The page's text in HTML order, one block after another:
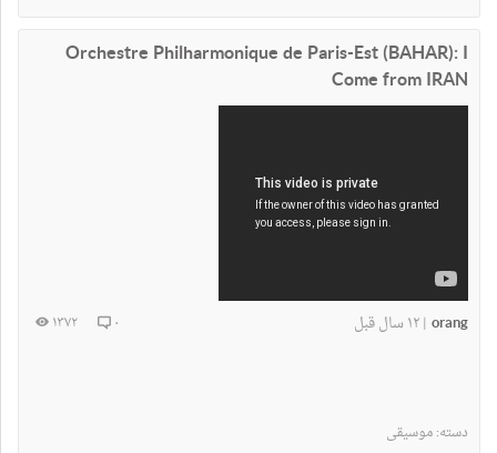
Orchestre Philharmonique de Paris-Est (BAHAR): I
Come from IRAN
orang
|۱۲ سال قبل ۰ ۱۳۷۲
دسته:موسیقی